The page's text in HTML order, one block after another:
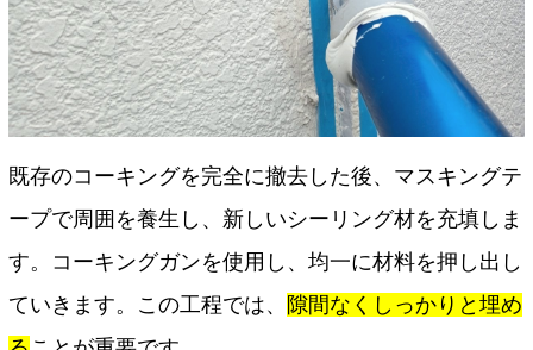
既存のコーキングを完全に撤去した後、マスキングテ
ープで周囲を養生し、新しいシーリング材を充填しま
す。コーキングガンを使用し、均一に材料を押し出し
ていきます。この工程では、
隙間なくしっかりと埋め